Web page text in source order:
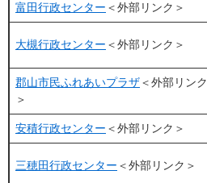
富田行政センター ＜外部リンク＞
大槻行政センター ＜外部リンク＞
郡山市民ふれあいプラザ＜外部リンク
＞
安積行政センター ＜外部リンク＞
三穂田行政センター ＜外部リンク＞